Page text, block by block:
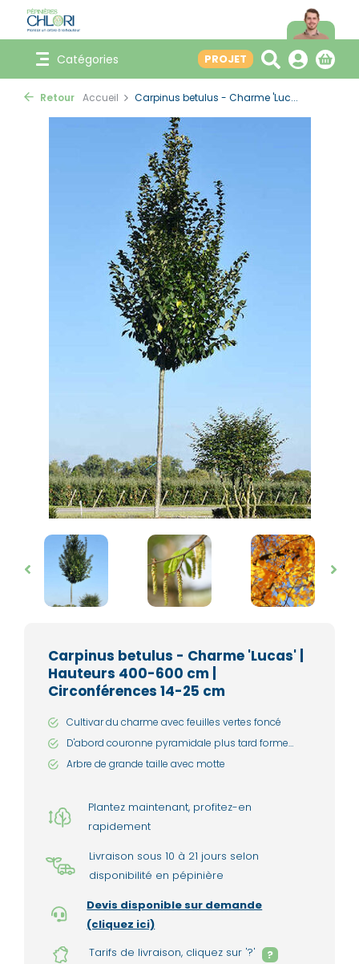
Catégories PROJET
Retour Accueil Carpinus betulus - Charme 'Luc...
Carpinus betulus - Charme 'Lucas' |
Hauteurs 400-600 cm |
Circonférences 14-25 cm
Cultivar du charme avec feuilles vertes foncé
D'abord couronne pyramidale plus tard forme
Arbre de grande taille avec motte
Plantez maintenant, profitez-en
rapidement
Livraison sous 10 à 21 jours selon
disponibilité en pépinière
Devis disponible sur demande
(cliquez ici)
Tarifs de livraison, cliquez sur '?'
?